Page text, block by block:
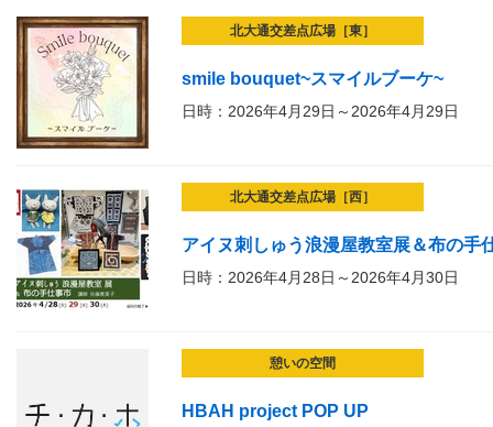
北大通交差点広場［東］
smile bouquet~スマイルブーケ~
日時：2026年4月29日～2026年4月29日
北大通交差点広場［西］
アイヌ刺しゅう浪漫屋教室展＆布の手
日時：2026年4月28日～2026年4月30日
憩いの空間
HBAH project POP UP